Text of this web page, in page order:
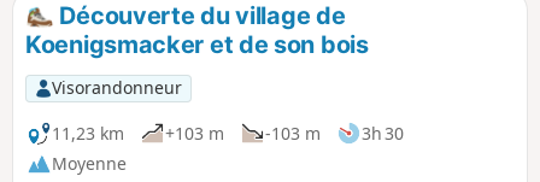
Découverte du village de
Koenigsmacker et de son bois
Visorandonneur
11,23 km
+103 m -103 m
3h 30
Moyenne